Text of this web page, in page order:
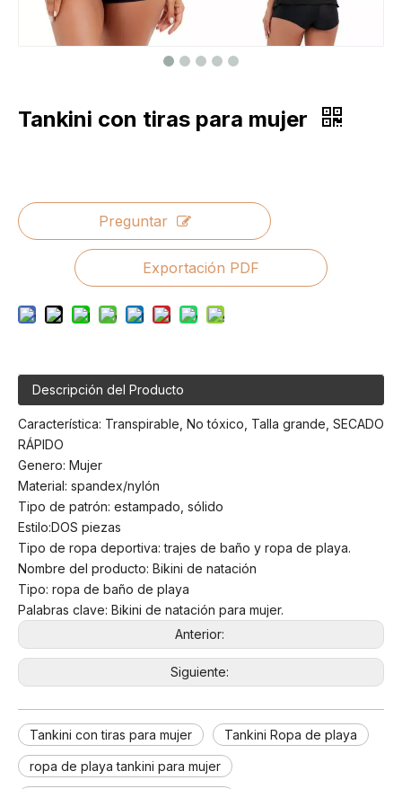
Tankini con tiras para mujer
Preguntar
Exportación PDF
Descripción del Producto
Característica: Transpirable, No tóxico, Talla grande, SECADO
RÁPIDO
Genero: Mujer
Material: spandex/nylón
Tipo de patrón: estampado, sólido
Estilo:DOS piezas
Tipo de ropa deportiva: trajes de baño y ropa de playa.
Nombre del producto: Bikini de natación
Tipo: ropa de baño de playa
Palabras clave: Bikini de natación para mujer.
Anterior:
Siguiente:
Tankini con tiras para mujer Tankini Ropa de playa
ropa de playa tankini para mujer